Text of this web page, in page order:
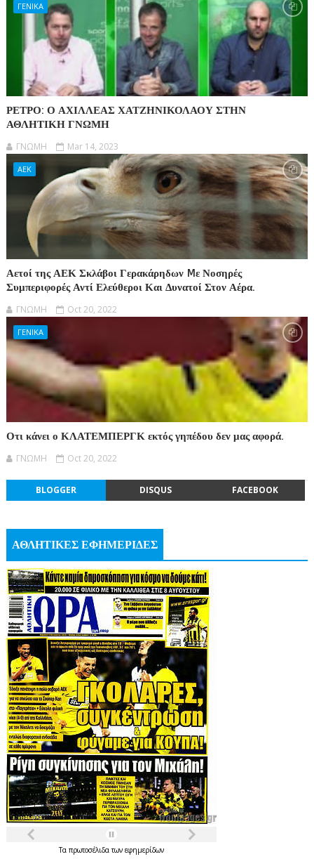
ΓΕΝΙΚΑ
ΡΕΤΡΟ: Ο ΑΧΙΛΛΕΑΣ ΧΑΤΖΗΝΙΚΟΛΑΟΥ ΣΤΗΝ
ΑΘΛΗΤΙΚΗ ΓΝΩΜΗ
ΓΝΩΜΗ Mar 14, 2023
ΑΕΚ
Αετοί της ΑΕΚ Σκλάβοι Γερακάρηδων Mε Νοσηρές
Συμπεριφορές Αντί Ελεύθεροι Και Δυνατοί Στον Αέρα.
ΓΝΩΜΗ Oct 20, 2022
ΓΕΝΙΚΑ
Οτι κάνει ο ΚΛΑΤΕΜΠΕΡΓΚ εκτός γηπέδου δεν μας αφορά.
ΓΝΩΜΗ Oct 20, 2022
BLOGGER DISQUS FACEBOOK
ΑΘΛΗΤΙΚΕΣ ΕΦΗΜΕΡΙΔΕΣ
Τα πρωτοσέλιδατων εφημερίδων